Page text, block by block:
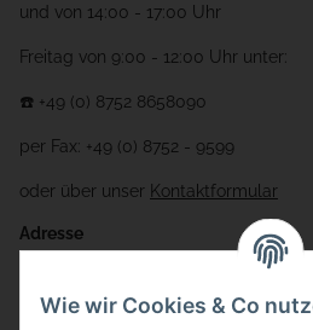
und von 14:00 - 17:00 Uhr
Freitag von 9:00 - 12:00 Uhr unter:
☎️ +49 (0) 8752 8658090
per Fax: +49 (0) 8752 - 9599
oder über unser Kontaktformular
Adresse
Gewerbering 17
Wie wir Cookies & Co